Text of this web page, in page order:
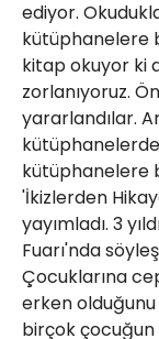
ediyor.
kütüphanelere
kitap okuyor ki
zorlanıyoruz.
yararlandılar.
kütüphanelere
'İkizlerden
yayımladı. 3
Fuarı'nda
Çocuklarına
erken
birçok